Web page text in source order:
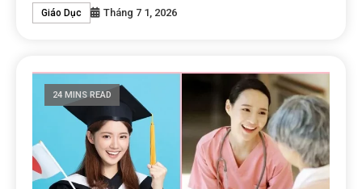
Giáo Dục Tháng 7 1, 2026
24 MINS READ